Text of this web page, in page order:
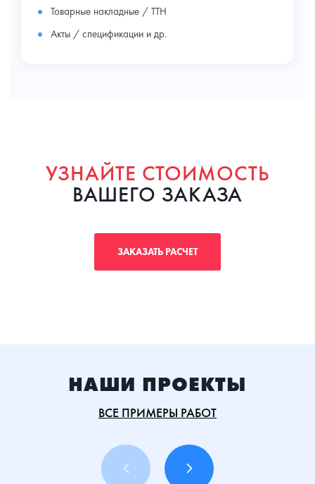
Товарные накладные / ТТН
Акты / спецификации и др.
УЗНАЙТЕ СТОИМОСТЬ
ВАШЕГО ЗАКАЗА
ЗАКАЗАТЬ РАСЧЕТ
НАШИ ПРОЕКТЫ
ВСЕ ПРИМЕРЫ РАБОТ